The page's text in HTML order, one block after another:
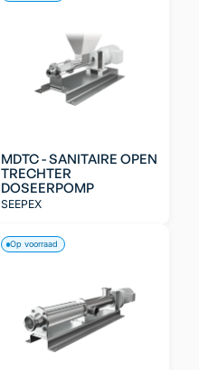
MDTC - SANITAIRE OPEN
TRECHTER
DOSEERPOMP
SEEPEX
Op voorraad